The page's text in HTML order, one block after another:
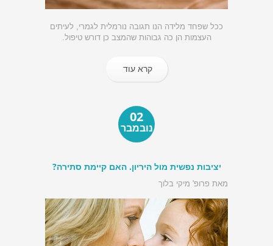
ככל שפחד מלידה הנו תגובה נורמלית לגמרי, לעיתים
העצמות הן כה גבוהות שהמצב כן דורש טיפול.
קרא עוד
02
נובמבר
יציבות נפשית מול היריון. האם קיימת סתירה?
מאת פרופ' מיקי בלוך